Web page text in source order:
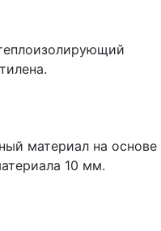
материал на основе
10 мм.